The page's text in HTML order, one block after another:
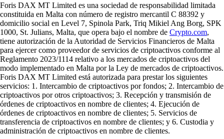
Foris DAX MT Limited es una sociedad de responsabilidad limitada
constituida en Malta con número de registro mercantil C 88392 y
domicilio social en Level 7, Spinola Park, Triq Mikiel Ang Borg, SPK
1000, St. Julians, Malta, que opera bajo el nombre de Crypto.com,
tiene autorización de la Autoridad de Servicios Financieros de Malta
para ejercer como proveedor de servicios de criptoactivos conforme al
Reglamento 2023/1114 relativo a los mercados de criptoactivos del
modo implementado en Malta por la Ley de mercados de criptoactivos.
Foris DAX MT Limited está autorizada para prestar los siguientes
servicios: 1. Intercambio de criptoactivos por fondos; 2. Intercambio de
criptoactivos por otros criptoactivos; 3. Recepción y transmisión de
órdenes de criptoactivos en nombre de clientes; 4. Ejecución de
órdenes de criptoactivos en nombre de clientes; 5. Servicios de
transferencia de criptoactivos en nombre de clientes; y 6. Custodia y
administración de criptoactivos en nombre de clientes.